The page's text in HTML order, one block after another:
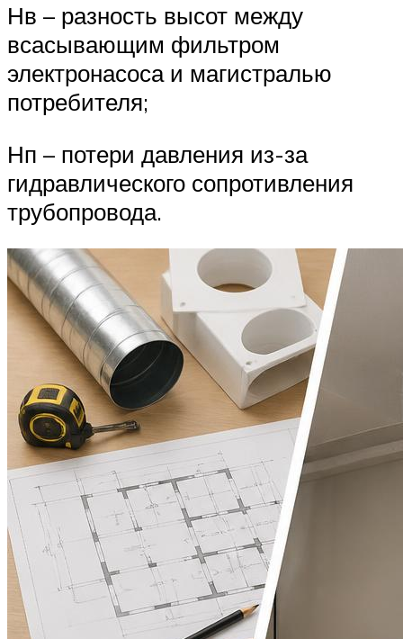
Нв – разность высот между
всасывающим фильтром
электронасоса и магистралью
потребителя;
Нп – потери давления из-за
гидравлического сопротивления
трубопровода.